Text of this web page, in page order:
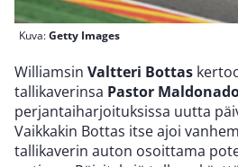
Kuva:Getty Images
Williamsin Valtteri Bottas
tallikaverinsa Pastor
perjantaiharjoituksissa uutta
Vaikkakin Bottas itse ajoi
tallikaverin auton osoittama